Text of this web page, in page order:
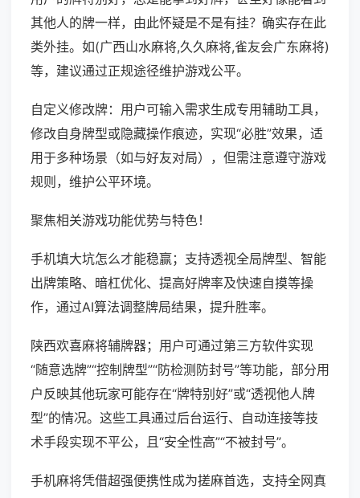
其他人的牌一样，由此怀疑是不是有挂？确实存在此
类外挂。如(广西山水麻将,久久麻将,雀友会广东麻将)
等，建议通过正规途径维护游戏公平。
自定义修改牌：用户可输入需求生成专用辅助工具，
修改自身牌型或隐藏操作痕迹，实现“必胜”效果，适
用于多种场景（如与好友对局），但需注意遵守游戏
规则，维护公平环境。
聚焦相关游戏功能优势与特色！
手机填大坑怎么才能稳赢；支持透视全局牌型、智能
出牌策略、暗杠优化、提高好牌率及快速自摸等操
作，通过AI算法调整牌局结果，提升胜率。
陕西欢喜麻将辅牌器；用户可通过第三方软件实现
“随意选牌”“控制牌型”“防检测防封号”等功能，部分用
户反映其他玩家可能存在“牌特别好”或“透视他人牌
型”的情况。这些工具通过后台运行、自动连接等技
术手段实现不平公，且“安全性高”“不被封号”。
手机麻将凭借超强便携性成为搓麻首选，支持全网真